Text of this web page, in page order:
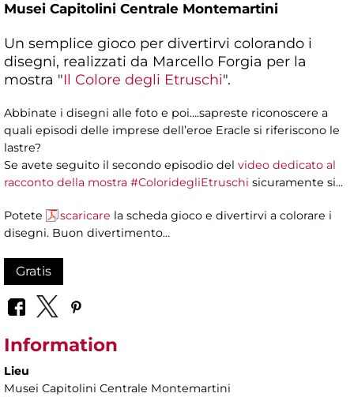
Musei Capitolini Centrale Montemartini
Un semplice gioco per divertirvi colorando i
disegni, realizzati da Marcello Forgia per la
mostra "Il Colore degli Etruschi".
Abbinate i disegni alle foto e poi….sapreste riconoscere a
quali episodi delle imprese dell’eroe Eracle si riferiscono le
lastre?
Se avete seguito il secondo episodio del video dedicato al
racconto della mostra #ColoridegliEtruschi sicuramente si...​
Potete scaricare la scheda gioco e divertirvi a colorare i
disegni. Buon divertimento…
Gratis
Information
Lieu
Musei Capitolini Centrale Montemartini